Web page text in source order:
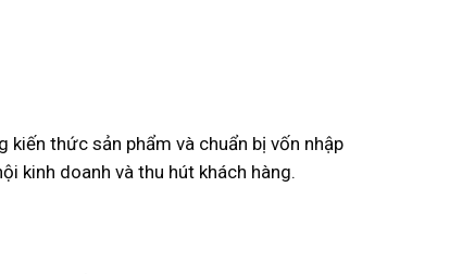
thức sản phẩm và chuẩn bị vốn nhập
kinh doanh và thu hút khách hàng.